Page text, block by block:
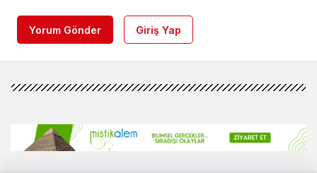
Yorum Gönder Giriş Yap